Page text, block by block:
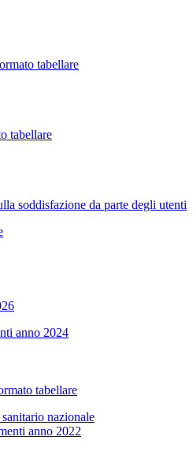
tabellare
tabellare
soddisfazione da parte degli utenti
anno 2024
tabellare
nazionale
anno 2022